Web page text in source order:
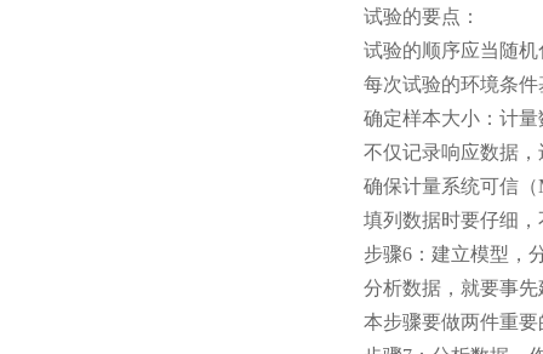
试验的要点：
试验的顺序应当随机
每次试验的环境条
确定样本大小：计
不仅记录响应数据
确保计量系统可信
填列数据时要仔细
步骤6：建立模型，
分析数据，就要事
本步骤要做两件重